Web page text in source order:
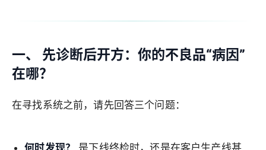
一、 先诊断后开方：你的不良品“病因”
在哪？
在寻找系统之前，请先回答三个问题：